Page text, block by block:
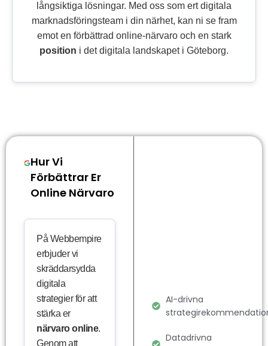
långsiktiga lösningar. Med oss som ert digitala
marknadsföringsteam i din närhet, kan ni se fram
emot en förbättrad online-närvaro och en stark
position i det digitala landskapet i Göteborg.
Hur Vi
Förbättrar Er
Online Närvaro
På Webbempire
erbjuder vi
skräddarsydda
digitala
strategier för att
stärka er
närvaro online.
Genom att
AI-drivna
Datadrivna